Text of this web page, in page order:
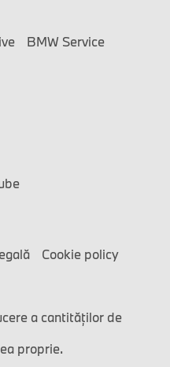
BMW Service
Cookie policy
a cantităților de
proprie.